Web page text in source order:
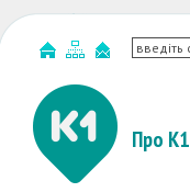
Про К1